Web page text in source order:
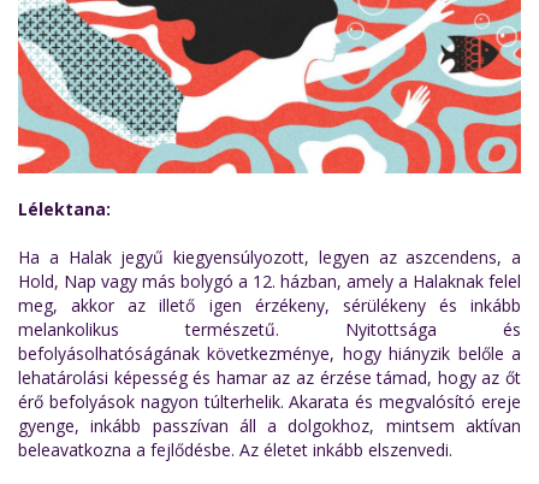
Lélektana:
Ha a Halak jegyű kiegyensúlyozott, legyen az aszcendens, a
Hold, Nap vagy más bolygó a 12. házban, amely a Halaknak felel
meg, akkor az illető igen érzékeny, sérülékeny és inkább
melankolikus természetű. Nyitottsága és
befolyásolhatóságának következménye, hogy hiányzik belőle a
lehatárolási képesség és hamar az az érzése támad, hogy az őt
érő befolyások nagyon túlterhelik. Akarata és megvalósító ereje
gyenge, inkább passzívan áll a dolgokhoz, mintsem aktívan
beleavatkozna a fejlődésbe. Az életet inkább elszenvedi.